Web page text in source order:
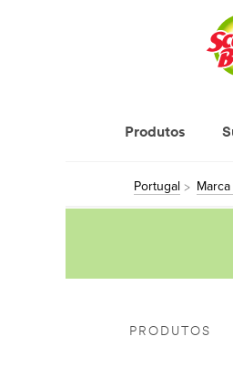
Produtos
Portugal
PRODUTOS